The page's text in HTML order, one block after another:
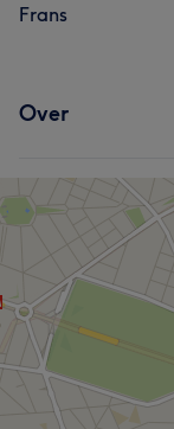
Frans
Over